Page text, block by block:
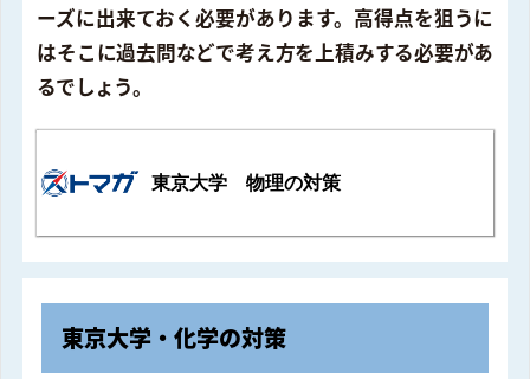
ーズに出来ておく必要があります。高得点を狙うに
はそこに過去問などで考え方を上積みする必要があ
るでしょう。
東京大学 物理の対策
東京大学・化学の対策